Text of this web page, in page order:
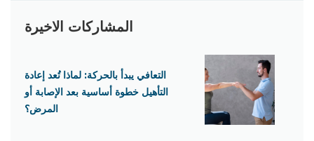
المشاركات الاخيرة
التعافي يبدأ بالحركة: لماذا تُعد إعادة
التأهيل خطوة أساسية بعد الإصابة أو
المرض؟